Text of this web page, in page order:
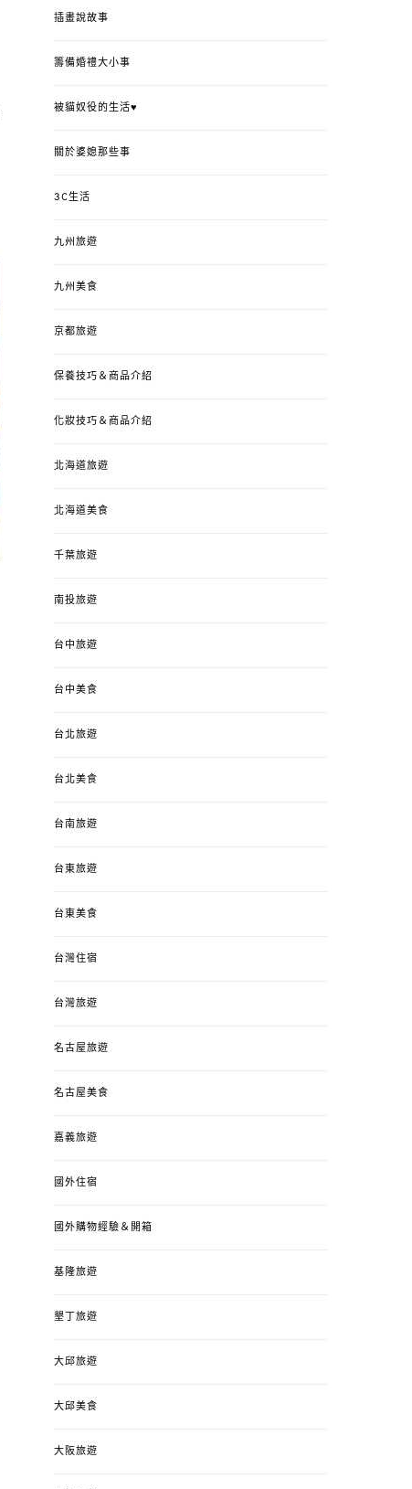
婚姻 & 生活
錯、認識華德福
POSTED
ON
2023-04-12
插畫說故事
籌備婚禮大小事
被貓奴役的生活♥
關於婆媳那些事
3C生活
九州旅遊
九州美食
京都旅遊
保養技巧＆商品介紹
化妝技巧＆商品介紹
北海道旅遊
北海道美食
千葉旅遊
南投旅遊
台中旅遊
台中美食
台北旅遊
台北美食
台南旅遊
台東旅遊
台東美食
台灣住宿
台灣旅遊
名古屋旅遊
名古屋美食
嘉義旅遊
國外住宿
國外購物經驗＆開箱
基隆旅遊
墾丁旅遊
大邱旅遊
大邱美食
大阪旅遊